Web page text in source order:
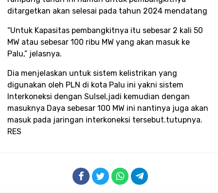
ditargetkan akan selesai pada tahun 2024 mendatang
“Untuk Kapasitas pembangkitnya itu sebesar 2 kali 50
MW atau sebesar 100 ribu MW yang akan masuk ke
Palu,” jelasnya.
Dia menjelaskan untuk sistem kelistrikan yang
digunakan oleh PLN di kota Palu ini yakni sistem
Interkoneksi dengan Sulsel,jadi kemudian dengan
masuknya Daya sebesar 100 MW ini nantinya juga akan
masuk pada jaringan interkoneksi tersebut.tutupnya.
RES